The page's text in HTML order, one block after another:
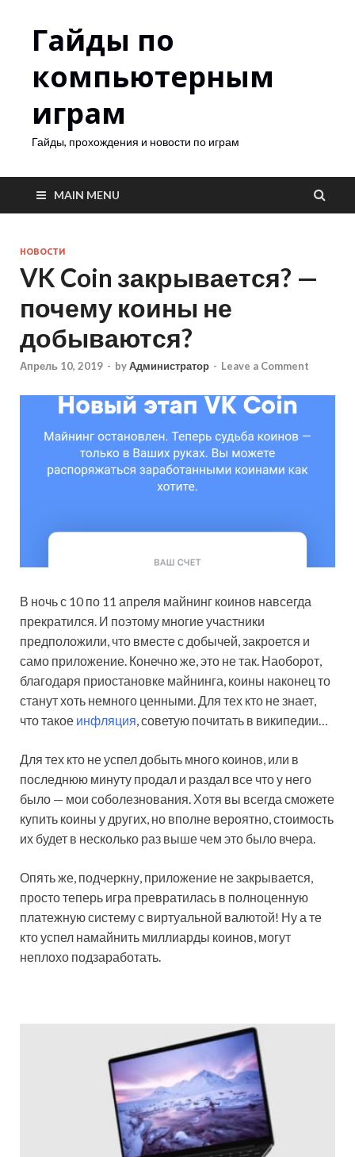
Гайды по
компьютерным
играм
Гайды, прохождения и новости по играм
MAIN MENU
НОВОСТИ
VK Coin закрывается? —
почему коины не
добываются?
Апрель 10, 2019 - byАдминистратор - Leave a Comment
В ночь с 10 по 11 апреля майнинг коинов навсегда
прекратился. И поэтому многие участники
предположили, что вместе с добычей, закроется и
само приложение. Конечно же, это не так. Наоборот,
благодаря приостановке майнинга, коины наконец то
станут хоть немного ценными. Для тех кто не знает,
что такое инфляция, советую почитать в википедии…
Для тех кто не успел добыть много коинов, или в
последнюю минуту продал и раздал все что у него
было — мои соболезнования. Хотя вы всегда сможете
купить коины у других, но вполне вероятно, стоимость
их будет в несколько раз выше чем это было вчера.
Опять же, подчеркну, приложение не закрывается,
просто теперь игра превратилась в полноценную
платежную систему с виртуальной валютой! Ну а те
кто успел намайнить миллиарды коинов, могут
неплохо подзаработать.